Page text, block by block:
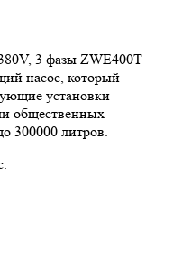
3 фазы ZWE400T
насос, который
установки
общественных
300000 литров.